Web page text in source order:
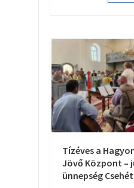
Tízéves a
Jövő Központ –
ünnepség